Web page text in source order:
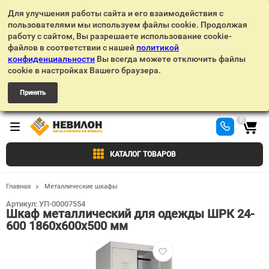
Для улучшения работы сайта и его взаимодействия с
пользователями мы используем файлы cookie. Продолжая
работу с сайтом, Вы разрешаете использование cookie-
файлов в соответствии с нашей политикой
конфиденциальности Вы всегда можете отключить файлы
cookie в настройках Вашего браузера.
Принять
КАТАЛОГ ТОВАРОВ
0
Главная Металлические шкафы
Шкаф металлический для одежды ШРК 24-
600 1860х600х500 мм
Артикул: УП-00007554
Добавить
в